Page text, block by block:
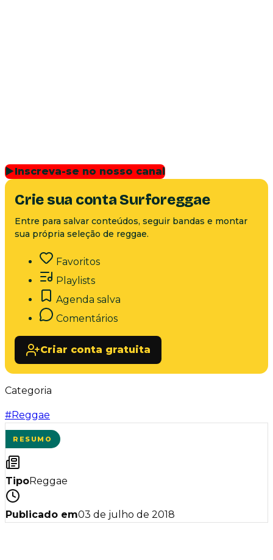
▶Inscreva-se no nosso canal
Crie sua conta Surforeggae
Entre para salvar conteúdos, seguir bandas e montar
sua própria seleção de reggae.
Favoritos
Playlists
Agenda salva
Comentários
Criar conta gratuita
Categoria
#Reggae
RESUMO
TipoReggae
Publicado em03 de julho de 2018